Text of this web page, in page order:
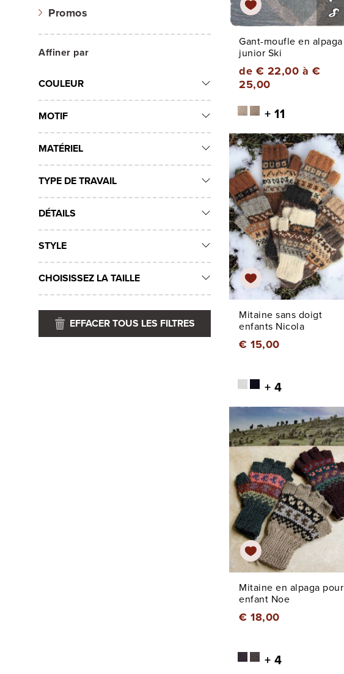
Promos
Affiner par
COULEUR
MOTIF
MATÉRIEL
TYPE DE TRAVAIL
DÉTAILS
STYLE
CHOISISSEZ LA TAILLE
EFFACER TOUS LES FILTRES
Gant-moufle en alpaga
junior Ski
de € 22,00 à €
25,00
+ 11
Mitaine sans doigt
enfants Nicola
€ 15,00
+ 4
Mitaine en alpaga pour
enfant Noe
€ 18,00
+ 4